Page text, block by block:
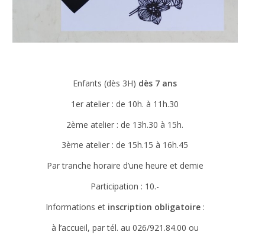
Enfants (dès 3H) dès 7 ans
1er atelier : de 10h. à 11h.30
2ème atelier : de 13h.30 à 15h.
3ème atelier : de 15h.15 à 16h.45
Par tranche horaire d’une heure et demie
Participation : 10.-
Informations et inscription obligatoire:
à l’accueil, par tél. au 026/921.84.00 ou
Expérience
possible lors
Si vous
cookies,
fonctionnalités
disparaîtront
du site Web.
Marketing
En partageant